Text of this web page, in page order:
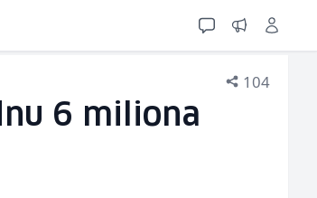
104
6 miliona